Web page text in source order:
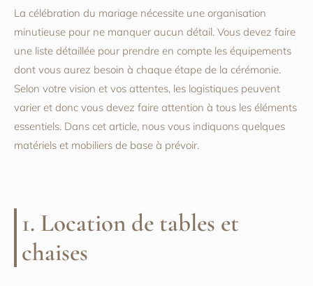
La célébration du mariage nécessite une organisation
minutieuse pour ne manquer aucun détail. Vous devez faire
une liste détaillée pour prendre en compte les équipements
dont vous aurez besoin à chaque étape de la cérémonie.
Selon votre vision et vos attentes, les logistiques peuvent
varier et donc vous devez faire attention à tous les éléments
essentiels. Dans cet article, nous vous indiquons quelques
matériels et mobiliers de base à prévoir.
1. Location de tables et
chaises